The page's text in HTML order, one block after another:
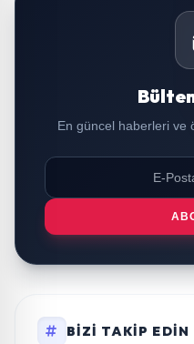
En güncel haberleri ve
BIZI TAKIP EDIN